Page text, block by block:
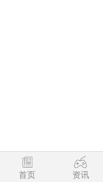
首页 资讯